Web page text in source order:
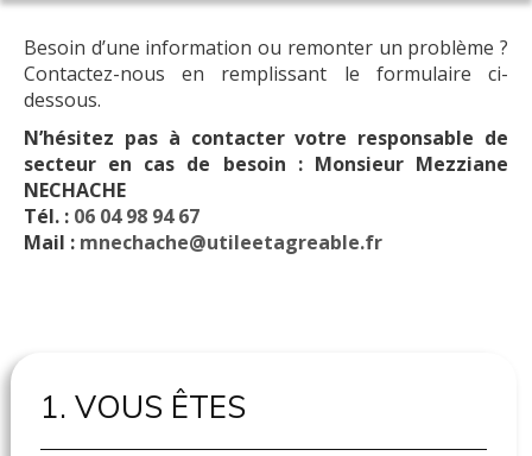
Besoin d’une information ou remonter un problème ?
Contactez-nous en remplissant le formulaire ci-
dessous.
N’hésitez pas à contacter votre responsable de
secteur en cas de besoin : Monsieur Mezziane
NECHACHE
Tél. : 06 04 98 94 67
Mail : mnechache@utileetagreable.fr
1. VOUS ÊTES